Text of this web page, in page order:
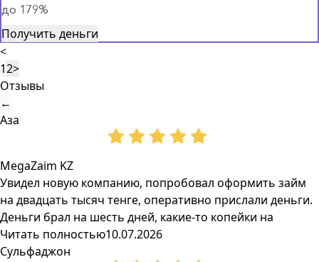
до 179%
Получить деньги
<
12>
Отзывы
←
Аза
MegaZaim KZ
Увидел новую компанию, попробовал оформить займ
на двадцать тысяч тенге, оперативно прислали деньги.
Деньги брал на шесть дней, какие-то копейки на
Читать полностью10.07.2026
Сульфаджон